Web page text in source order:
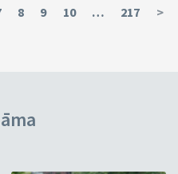
8 9 10 … 217 >